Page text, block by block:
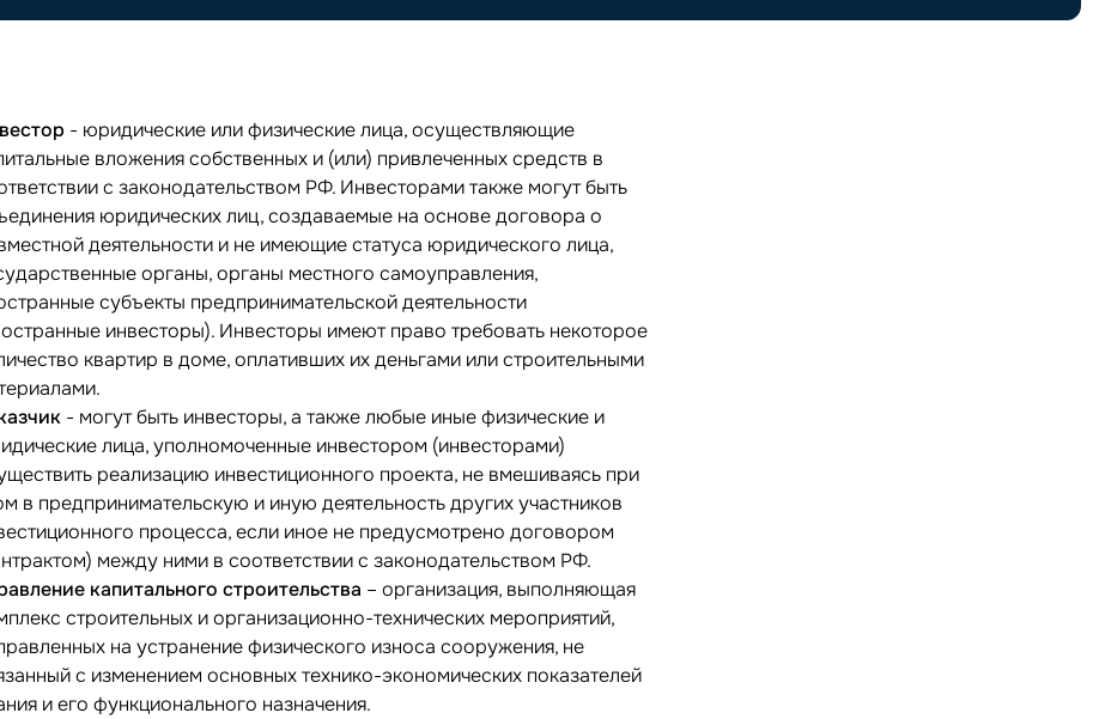
- юридические или физические лица, осуществляющие
вложения собственных и (или) привлеченных средств в
с законодательством РФ. Инвесторами также могут быть
юридических лиц, создаваемые на основе договора о
деятельности и не имеющие статуса юридического лица,
органы, органы местного самоуправления,
субъекты предпринимательской деятельности
инвесторы). Инвесторы имеют право требовать некоторое
квартир в доме, оплативших их деньгами или строительными
- могут быть инвесторы, а также любые иные физические и
лица, уполномоченные инвестором (инвесторами)
реализацию инвестиционного проекта, не вмешиваясь при
в предпринимательскую и иную деятельность других участников
процесса, если иное не предусмотрено договором
между ними в соответствии с законодательством РФ.
капитального строительства – организация, выполняющая
строительных и организационно-технических мероприятий,
на устранение физического износа сооружения, не
с изменением основных технико-экономических показателей
и его функционального назначения.